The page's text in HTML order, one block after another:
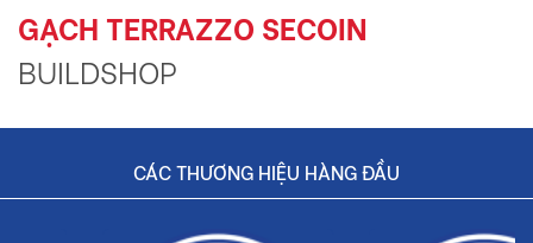
GẠCH TERRAZZO SECOIN
BUILDSHOP
CÁC THƯƠNG HIỆU HÀNG ĐẦU